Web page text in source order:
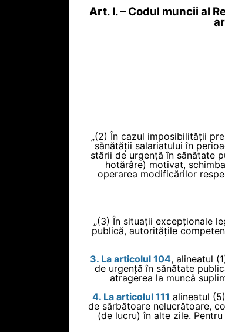
Art. I. – Codul muncii al
„(2) În cazul imposibilității
sănătății salariatului în
stării de urgență în sănătate
hotărâre) motivat,
operarea modificărilor
„(3) În situații excepționale
publică, autoritățile
3. La articolul 104, alineatul
de urgență în sănătate
atragerea la muncă
4. La articolul 111 alineatul
de sărbătoare nelucrătoare,
(de lucru) în alte zile.